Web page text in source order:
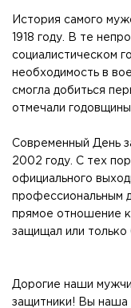
История самого
1918 году. В те
социалистическом
необходимость в
смогла добиться
отмечали
Современный День
2002 году. С тех
официального
профессиональным
прямое отношение к
защищал или только
Дорогие наши
защитники! Вы наша